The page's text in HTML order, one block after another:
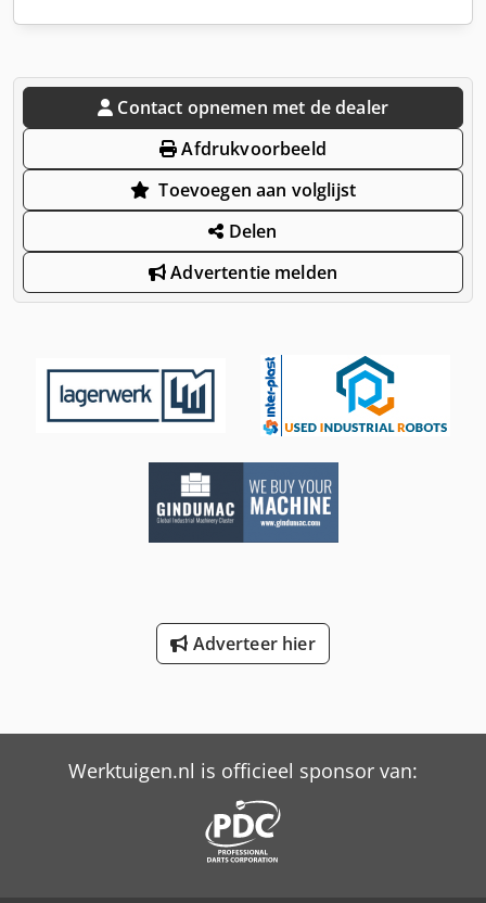
Contact opnemen met de dealer
Afdrukvoorbeeld
Toevoegen aan volglijst
Delen
Advertentie melden
Adverteer hier
Werktuigen.nl is officieel sponsor van: